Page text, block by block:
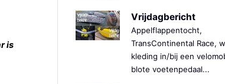
EHPVA & EuSupino 🡺
is
Vrijdagbericht
Appelflappentocht,
TransContinental Race,
kleding in/bij een
blote voetenpedaal...